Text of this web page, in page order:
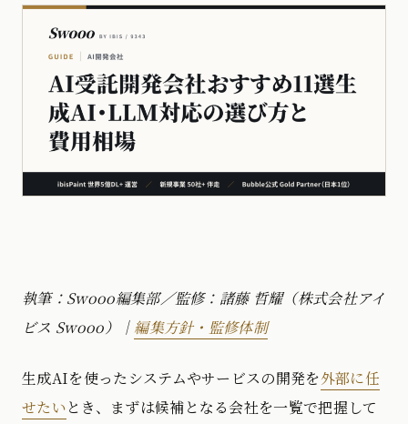
執筆：Swooo編集部／監修：諸藤 哲耀（株式会社アイ
ビス Swooo）｜ 編集方針・監修体制
生成AIを使ったシステムやサービスの開発を外部に任
せたいとき、まずは候補となる会社を一覧で把握して